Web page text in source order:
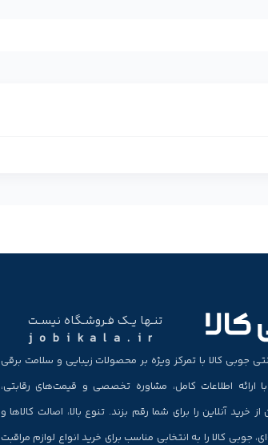
تنـها یـک فـروشـگاه نیسـت
jobikala.ir
جوبی کالا با تمرکز ویژه بر محصولات زیبایی و سلامت برقی
ارائه اطلاعات کامل، مشاوره تخصصی و قیمت‌های رقابتی،
خرید آنلاین را برای شما رقم بزند. تنوع بالا، اصالت کالاها و
جوبی کالا را به انتخابی مناسب برای خرید انواع لوازم مراقبت